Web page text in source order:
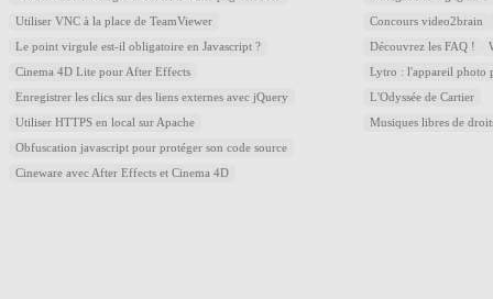
Utiliser VNC à la place de TeamViewer
Le point virgule est-il obligatoire en Javascript ?
Cinema 4D Lite pour After Effects
Enregistrer les clics sur des liens externes avec jQuery
Utiliser HTTPS en local sur Apache
Obfuscation javascript pour protéger son code source
Cineware avec After Effects et Cinema 4D
Concours video2brain
Découvrez les FAQ !
Lytro : l'appareil photo
L'Odyssée de Cartier
Musiques libres de